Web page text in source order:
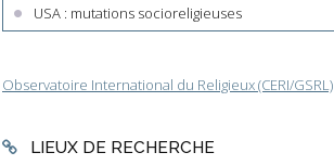
USA : mutations socioreligieuses
Observatoire International du Religieux (CERI/GSRL)
LIEUX DE RECHERCHE